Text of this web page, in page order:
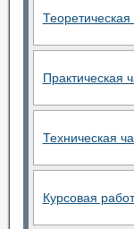
Практическая
Техническая
Курсовая